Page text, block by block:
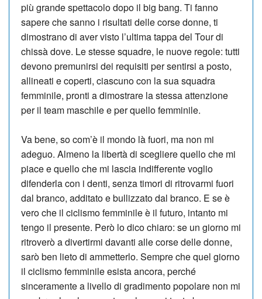
più grande spettacolo dopo il big bang. Ti fanno
sapere che sanno i risultati delle corse donne, ti
dimostrano di aver visto l’ultima tappa del Tour di
chissà dove. Le stesse squadre, le nuove regole: tutti
de­vono premunirsi dei requisiti per sentirsi a posto,
allineati e coperti, ciascuno con la sua squadra
femminile, pronti a dimostrare la stessa attenzione
per il team maschile e per quello femminile.
Va bene, so com’è il mondo là fuori, ma non mi
adeguo. Al­meno la libertà di scegliere quello che mi
piace e quello che mi lascia indifferente voglio
difenderla con i denti, senza timori di ritrovarmi fuori
dal branco, additato e bullizzato dal branco. E se è
vero che il ciclismo femminile è il futuro, intanto mi
tengo il presente. Però lo dico chiaro: se un giorno mi
ritroverò a divertirmi davanti alle corse delle donne,
sarò ben lieto di ammetterlo. Sempre che quel giorno
il ciclismo femminile esista ancora, perché
sinceramente a livello di gradimento popolare non mi